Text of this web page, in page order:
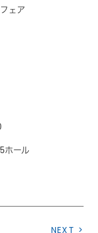
ェア
ホール
NEXT >